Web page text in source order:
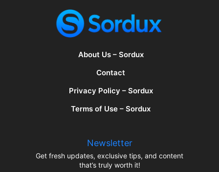
About Us – Sordux
Contact
Privacy Policy – Sordux
Terms of Use – Sordux
Newsletter
Get fresh updates, exclusive tips, and content
that’s truly worth it!